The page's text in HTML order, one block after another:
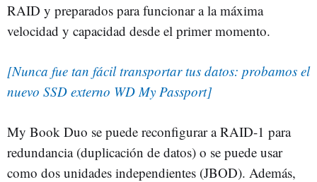
RAID y preparados para funcionar a la máxima
velocidad y capacidad desde el primer momento.
[Nunca fue tan fácil transportar tus datos: probamos el
nuevo SSD externo WD My Passport]
My Book Duo se puede reconfigurar a RAID-1 para
redundancia (duplicación de datos) o se puede usar
como dos unidades independientes (JBOD). Además,